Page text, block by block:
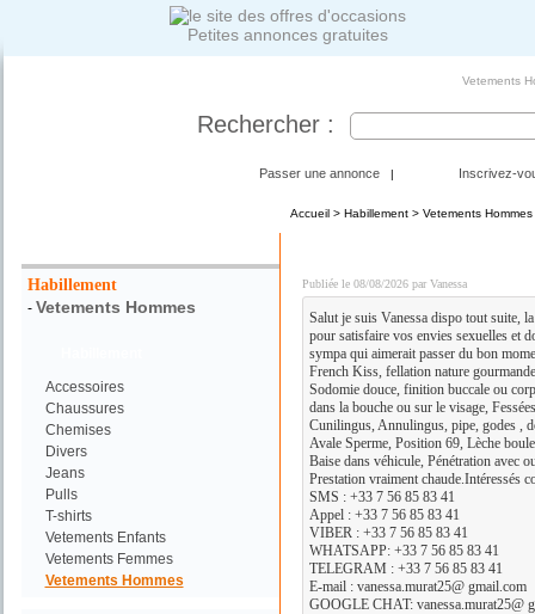
Petites annonces gratuites
Vetements
Rechercher :
Passer une annonce | Inscrivez-
Habillement
- Vetements Hommes
Accessoires
Chaussures
Chemises
Divers
Jeans
Pulls
T-shirts
Vetements Enfants
Vetements Femmes
Vetements Hommes
Accueil> Habillement> Vetements Hommes
Publiée le 08/08/2026 par Vanessa
Salut je suis Vanessa dispo tout suite,
pour satisfaire vos envies sexuelles et
sympa qui aimerait passer du bon
French Kiss, fellation nature
Sodomie douce, finition buccale ou
dans la bouche ou sur le visage,
Cunilingus, Annulingus, pipe, godes ,
Avale Sperme, Position 69, Lèche
Baise dans véhicule, Pénétration avec
Prestation vraiment chaude.Intéressés
SMS : +33 7 56 85 83 41
Appel : +33 7 56 85 83 41
VIBER : +33 7 56 85 83 41
WHATSAPP: +33 7 56 85 83 41
TELEGRAM : +33 7 56 85 83 41
E-mail : vanessa.murat25@ gmail.com
GOOGLE CHAT: vanessa.murat25@